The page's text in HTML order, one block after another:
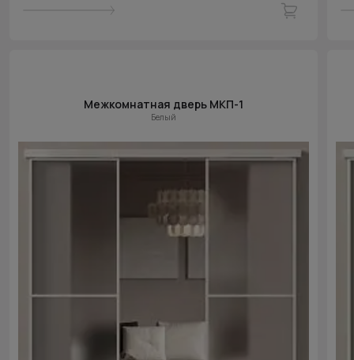
Межкомнатная дверь МКП-1
Белый